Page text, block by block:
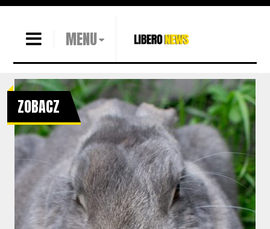
MENU
ZOBACZ